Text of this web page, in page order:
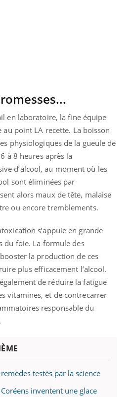
en laboratoire, la fine équipe
point LA recette. La boisson
physiologiques de la gueule de
à 8 heures après la
d’alcool, au moment où les
sont éliminées par
alors maux de tête, malaise
ou encore tremblements.
s’appuie en grande
du foie. La formule des
la production de ces
plus efficacement l’alcool.
de réduire la fatigue
vitamines, et de contrecarrer
responsable du
testés par la science
inventent une glace